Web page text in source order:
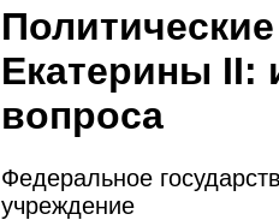
Екатерины II:
вопроса
Федеральное
учреждение